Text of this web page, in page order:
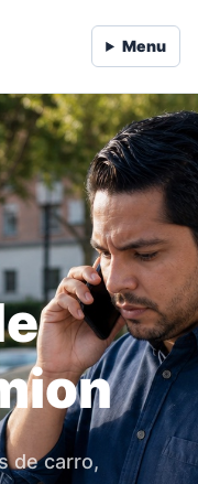
Menu
de carro,